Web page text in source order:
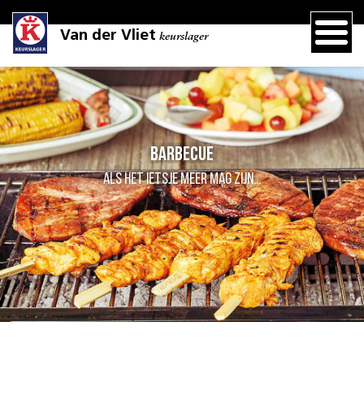
Van der Vliet keurslager
Barbecue
Als het ietsje meer mag zijn...